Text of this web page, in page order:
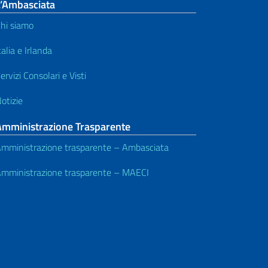
siamo
e Irlanda
Consolari e Visti
Trasparente
trasparente – Ambasciata
trasparente – MAECI